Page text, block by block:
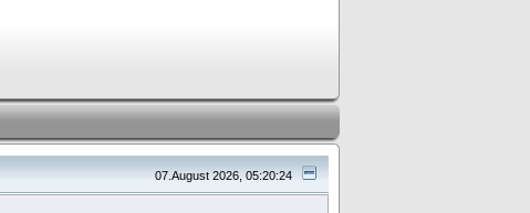
07.August 2026, 05:20:24